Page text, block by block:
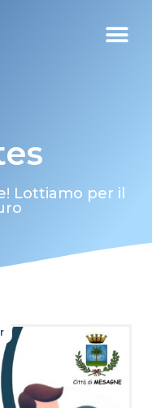
Lottiamo per il